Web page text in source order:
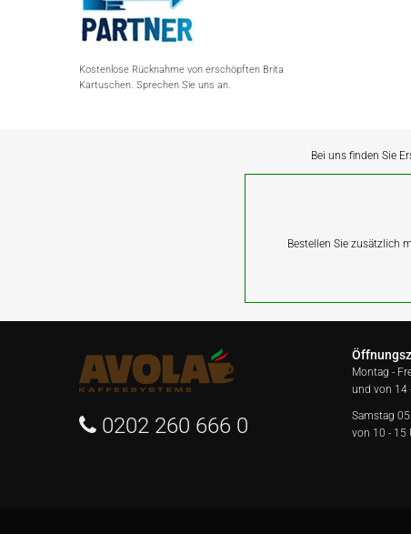
Kostenlose Rücknahme von erschöpften Brita
Kartuschen. Sprechen Sie uns an.
Bei uns finden Sie
Bestellen Sie zusätzlich
0202 260 666 0
Montag -
und von 14
Samstag
von 10 - 15